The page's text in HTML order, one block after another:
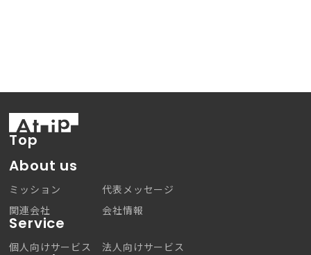
Top
About us
ミッション
代表メッセージ
関連会社
会社情報
Service
個人向けサービス 法人向けサービス